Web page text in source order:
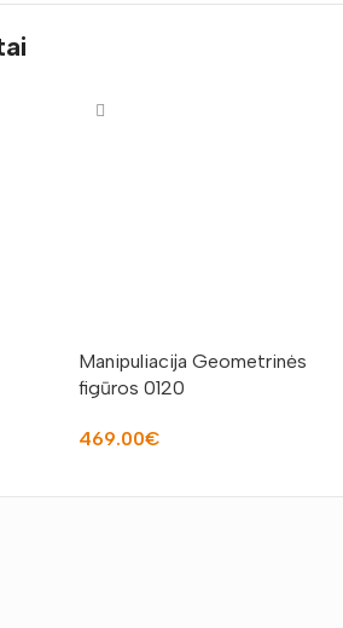
Manipuliacija Geometrinės
figūros 0120
469.00€